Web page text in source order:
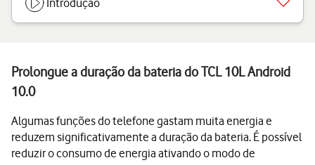
Introdução
Prolongue a duração da bateria do TCL 10L Android
10.0
Algumas funções do telefone gastam muita energia e
reduzem significativamente a duração da bateria. É possível
reduzir o consumo de energia ativando o modo de